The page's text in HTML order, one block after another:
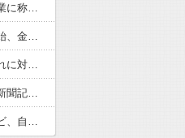
「感動のフィナーレだ」と某野党が達成した偉業に称賛の声が殺到、なんかヒーロー番組の最終回を見ているような気分に……
国家予算が枯渇したロシアが山賊の真似事を開始、金銀貴金属じゃなくて自動車とかってところがリアリティありすぎる……
文科省が女性専用の研究者支援制度を導入、それに対して子育て負担に苦しむ若手男性研究者は……
後輩記者に歩道橋近くで呼び止められた元毎日新聞記者、「元毎日と名乗ってSNSで活動するな」と要求されてしまい……
視聴者に嫌がられる番組ばかり作ったフジテレビ、自業自得すぎる立場に陥ってしまい……